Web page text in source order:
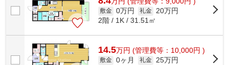
敷金 0万円 礼金 20万円
2階 / 1K / 31.51㎡
14.5万円 (管理費等：10,000円 )
敷金 0ヶ月 礼金 25万円